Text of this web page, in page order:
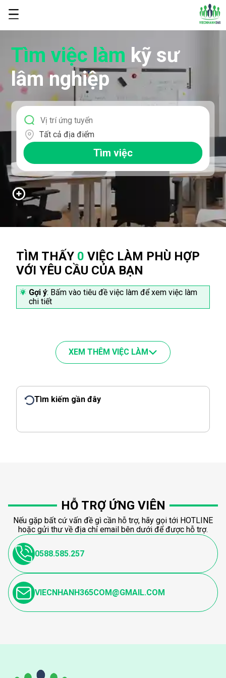
Tìm việc làm kỹ sư
lâm nghiệp
Tất cả địa điểm
Tìm việc
TÌM THẤY 0 VIỆC LÀM PHÙ HỢP
VỚI YÊU CẦU CỦA BẠN
Gợi ý: Bấm vào tiêu đề việc làm để xem việc làm
chi tiết
XEM THÊM VIỆC LÀM
Tìm kiếm gần đây
HỖ TRỢ ỨNG VIÊN
Nếu gặp bất cứ vấn đề gì cần hỗ trợ, hãy gọi tới HOTLINE
hoặc gửi thư về địa chỉ email bên dưới để được hỗ trợ.
0588.585.257
VIECNHANH365COM@GMAIL.COM